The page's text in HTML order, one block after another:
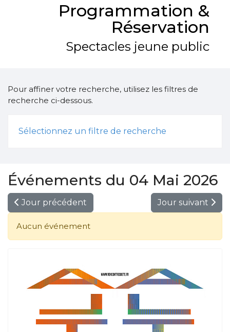
Programmation &
Réservation
Spectacles jeune public
Pour affiner votre recherche, utilisez les filtres de
recherche ci-dessous.
Sélectionnez un filtre de recherche
Événements du 04 Mai 2026
Jour précédent Jour suivant
Aucun événement